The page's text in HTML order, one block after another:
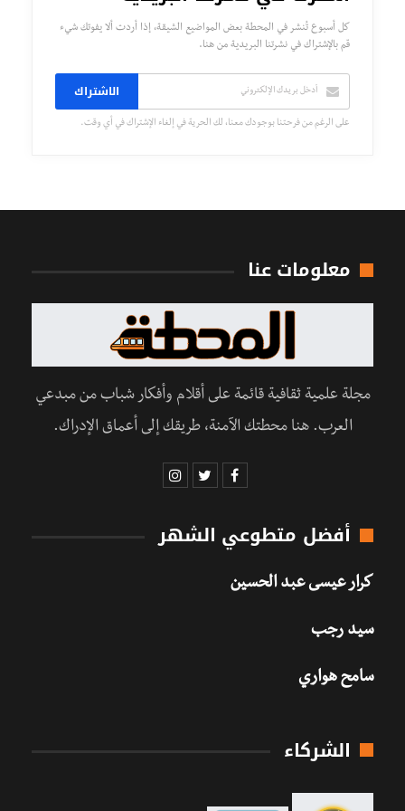
كل أسبوع تُنشر في المحطة بعض المواضيع الشيقة، إذا أردت ألا يفوتك شيء
قم بالإشتراك في نشرتنا البريدية من هنا.
الاشتراك
على الرغم من فرحتنا بوجودك معنا، لك الحرية في إلغاء الإشتراك في أي وقت.
معلومات عنا
مجلة علمية ثقافية قائمة على أقلام وأفكار شباب من مبدعي
العرب. هنا محطتك الآمنة، طريقك إلى أعماق الإدراك.
أفضل متطوعي الشهر
كرار عيسى عبد الحسين
سيد رجب
سامح هواري
الشركاء